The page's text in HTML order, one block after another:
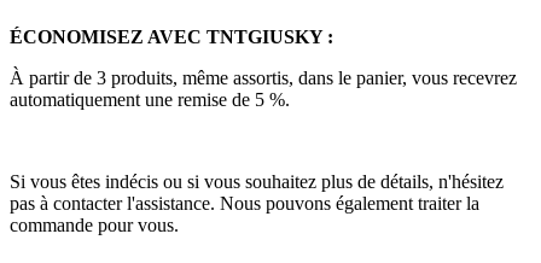
ÉCONOMISEZ AVEC TNTGIUSKY :
À partir de 3 produits, même assortis, dans le panier, vous recevrez
automatiquement une remise de 5 %.
Si vous êtes indécis ou si vous souhaitez plus de détails, n'hésitez
pas à contacter l'assistance. Nous pouvons également traiter la
commande pour vous.